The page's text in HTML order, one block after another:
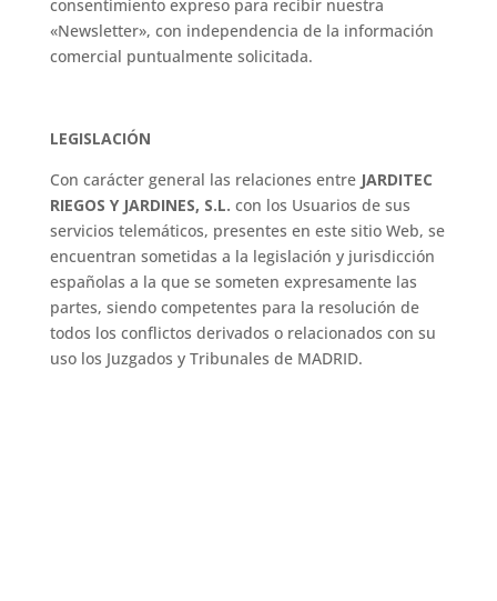
consentimiento expreso para recibir nuestra
«Newsletter», con independencia de la información
comercial puntualmente solicitada.
LEGISLACIÓN
Con carácter general las relaciones entre JARDITEC
RIEGOS Y JARDINES, S.L. con los Usuarios de sus
servicios telemáticos, presentes en este sitio Web, se
encuentran sometidas a la legislación y jurisdicción
españolas a la que se someten expresamente las
partes, siendo competentes para la resolución de
todos los conflictos derivados o relacionados con su
uso los Juzgados y Tribunales de MADRID.